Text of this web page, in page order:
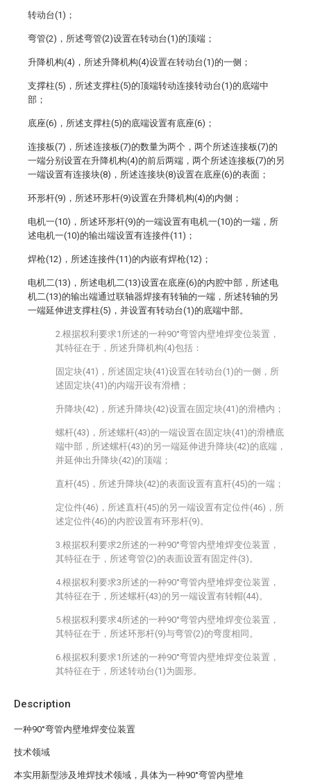
Description
一种90°弯管内壁堆焊变位装置
技术领域
本实用新型涉及堆焊技术领域，具体为一种90°弯管内壁堆
转动台(1)；
弯管(2)，所述弯管(2)设置在转动台(1)的顶端；
升降机构(4)，所述升降机构(4)设置在转动台(1)的一侧；
支撑柱(5)，所述支撑柱(5)的顶端转动连接转动台(1)的底端中
部；
底座(6)，所述支撑柱(5)的底端设置有底座(6)；
连接板(7)，所述连接板(7)的数量为两个，两个所述连接板(7)的
一端分别设置在升降机构(4)的前后两端，两个所述连接板(7)的另
一端设置有连接块(8)，所述连接块(8)设置在底座(6)的表面；
环形杆(9)，所述环形杆(9)设置在升降机构(4)的内侧；
电机一(10)，所述环形杆(9)的一端设置有电机一(10)的一端，所
述电机一(10)的输出端设置有连接件(11)；
焊枪(12)，所述连接件(11)的内嵌有焊枪(12)；
电机二(13)，所述电机二(13)设置在底座(6)的内腔中部，所述电
机二(13)的输出端通过联轴器焊接有转轴的一端，所述转轴的另
一端延伸进支撑柱(5)，并设置有转动台(1)的底端中部。
2.根据权利要求1所述的一种90°弯管内壁堆焊变位装置，
其特征在于，所述升降机构(4)包括：
固定块(41)，所述固定块(41)设置在转动台(1)的一侧，所
述固定块(41)的内端开设有滑槽；
升降块(42)，所述升降块(42)设置在固定块(41)的滑槽内；
螺杆(43)，所述螺杆(43)的一端设置在固定块(41)的滑槽底
端中部，所述螺杆(43)的另一端延伸进升降块(42)的底端，
并延伸出升降块(42)的顶端；
直杆(45)，所述升降块(42)的表面设置有直杆(45)的一端；
定位件(46)，所述直杆(45)的另一端设置有定位件(46)，所
述定位件(46)的内腔设置有环形杆(9)。
3.根据权利要求2所述的一种90°弯管内壁堆焊变位装置，
其特征在于，所述弯管(2)的表面设置有固定件(3)。
4.根据权利要求3所述的一种90°弯管内壁堆焊变位装置，
其特征在于，所述螺杆(43)的另一端设置有转帽(44)。
5.根据权利要求4所述的一种90°弯管内壁堆焊变位装置，
其特征在于，所述环形杆(9)与弯管(2)的弯度相同。
6.根据权利要求1所述的一种90°弯管内壁堆焊变位装置，
其特征在于，所述转动台(1)为圆形。